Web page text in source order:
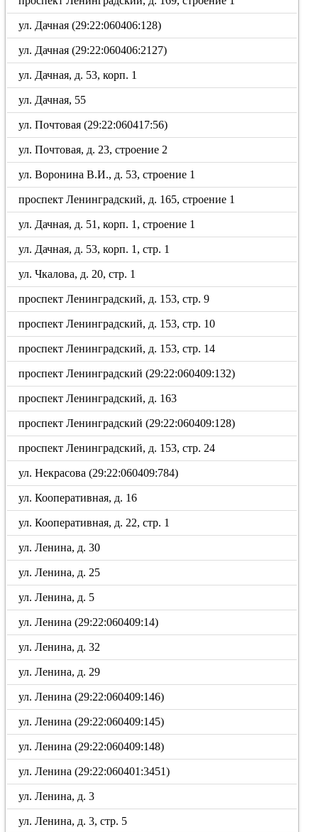
ул. Дачная (29:22:060406:128)
ул. Дачная (29:22:060406:2127)
ул. Дачная, д. 53, корп. 1
ул. Дачная, 55
ул. Почтовая (29:22:060417:56)
ул. Почтовая, д. 23, строение 2
ул. Воронина В.И., д. 53, строение 1
проспект Ленинградский, д. 165, строение 1
ул. Дачная, д. 51, корп. 1, строение 1
ул. Дачная, д. 53, корп. 1, стр. 1
ул. Чкалова, д. 20, стр. 1
проспект Ленинградский, д. 153, стр. 9
проспект Ленинградский, д. 153, стр. 10
проспект Ленинградский, д. 153, стр. 14
проспект Ленинградский (29:22:060409:132)
проспект Ленинградский, д. 163
проспект Ленинградский (29:22:060409:128)
проспект Ленинградский, д. 153, стр. 24
ул. Некрасова (29:22:060409:784)
ул. Кооперативная, д. 16
ул. Кооперативная, д. 22, стр. 1
ул. Ленина, д. 30
ул. Ленина, д. 25
ул. Ленина, д. 5
ул. Ленина (29:22:060409:14)
ул. Ленина, д. 32
ул. Ленина, д. 29
ул. Ленина (29:22:060409:146)
ул. Ленина (29:22:060409:145)
ул. Ленина (29:22:060409:148)
ул. Ленина (29:22:060401:3451)
ул. Ленина, д. 3
ул. Ленина, д. 3, стр. 5